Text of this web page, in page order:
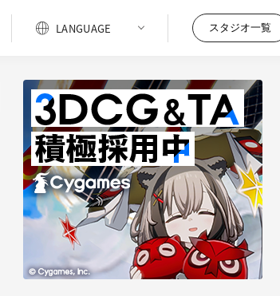
スタジオ一覧